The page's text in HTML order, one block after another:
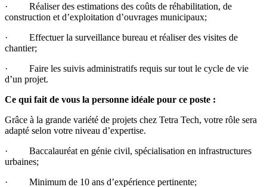
· Réaliser des estimations des coûts de réhabilitation, de
construction et d’exploitation d’ouvrages municipaux;
· Effectuer la surveillance bureau et réaliser des visites de
chantier;
· Faire les suivis administratifs requis sur tout le cycle de vie
d’un projet.
Ce qui fait de vous la personne idéale pour ce poste :
Grâce à la grande variété de projets chez Tetra Tech, votre rôle sera
adapté selon votre niveau d’expertise.
· Baccalauréat en génie civil, spécialisation en infrastructures
urbaines;
· Minimum de 10 ans d’expérience pertinente;